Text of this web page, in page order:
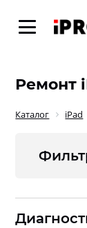
Ремонт
Каталог iPad